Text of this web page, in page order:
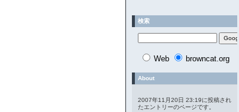
検索
Web browncat.org
About
2007年11月20日 23:19に投稿され
たエントリーのページです。